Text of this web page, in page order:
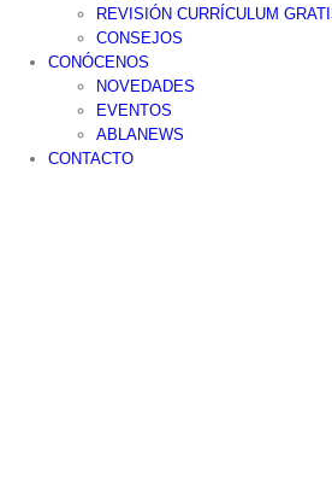
REVISIÓN CURRÍCULUM
CONSEJOS
CONÓCENOS
NOVEDADES
EVENTOS
ABLANEWS
CONTACTO